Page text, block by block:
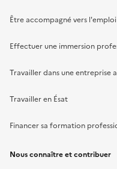
Être accompagné vers l'emploi
Effectuer une immersion
Travailler dans une entreprise
Travailler en Ésat
Financer sa formation
Nous connaître et contribuer